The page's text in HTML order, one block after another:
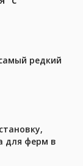
редкий
для ферм в